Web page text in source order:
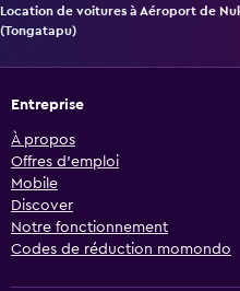
Location de voitures à Aéroport de
(Tongatapu)
Entreprise
À propos
Offres d’emploi
Mobile
Discover
Notre fonctionnement
Codes de réduction momondo